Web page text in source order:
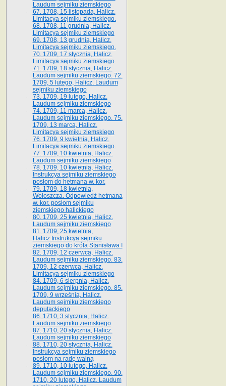
Laudum sejmiku ziemskiego
67. 1708, 15 listopada, Halicz.
Limitacya sejmiku ziemskiego.
68. 1708, 11 grudnia, Halicz.
Limitacya sejmiku ziemskiego
69. 1708, 13 grudnia, Halicz.
Limitacya sejmiku ziemskiego.
70. 1709, 17 stycznia, Halicz.
Limitacya sejmiku ziemskiego
71. 1709, 18 stycznia, Halicz.
Laudum sejmiku ziemskiego. 72.
1709, 5 lutego, Halicz. Laudum
sejmiku ziemskiego
73. 1709, 19 lutego, Halicz.
Laudum sejmiku ziemskiego
74. 1709, 11 marca, Halicz.
Laudum sejmiku ziemskiego. 75.
1709, 13 marca, Halicz.
Limitacya sejmiku ziemskiego
76. 1709, 9 kwietnia, Halicz.
Limitacya sejmiku ziemskiego.
77. 1709, 10 kwietnia, Halicz.
Laudum sejmiku ziemskiego
78. 1709, 10 kwietnia, Halicz.
Instrukcya sejmiku ziemskiego
posłom do hetmana w. kor.
79. 1709, 18 kwietnia,
Wołoszcza. Odpowiedź hetmana
w. kor. posłom sejmiku
ziemskiego halickiego
80. 1709, 25 kwietnia, Halicz.
Laudum sejmiku ziemskiego
81. 1709, 25 kwietnia,
Halicz.Instrukcya sejmiku
ziemskiego do króla Stanisława I
82. 1709, 12 czerwca, Halicz.
Laudum sejmiku ziemskiego. 83.
1709, 12 czerwca, Halicz.
Limitacya sejmiku ziemskiego
84. 1709, 6 sierpnia, Halicz.
Laudum sejmiku ziemskiego. 85.
1709, 9 września, Halicz.
Laudum sejmiku ziemskiego
deputackiego
86. 1710, 3 stycznia, Halicz.
Laudum sejmiku ziemskiego
87. 1710, 20 stycznia, Halicz.
Laudum sejmiku ziemskiego
88. 1710, 20 stycznia, Halicz.
Instrukcya sejmiku ziemskiego
posłom na radę walną
89. 1710, 10 lutego, Halicz.
Laudum sejmiku ziemskiego. 90.
1710, 20 lutego, Halicz. Laudum